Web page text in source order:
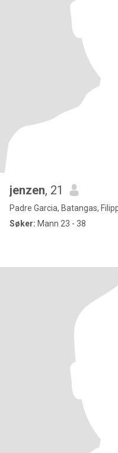
jenzen, 21
Padre Garcia, Batangas,
Søker: Mann 23 - 38